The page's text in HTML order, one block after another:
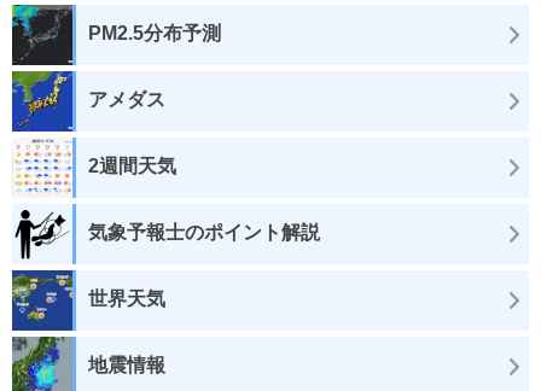
PM2.5分布予測
アメダス
2週間天気
気象予報士のポイント解説
世界天気
地震情報